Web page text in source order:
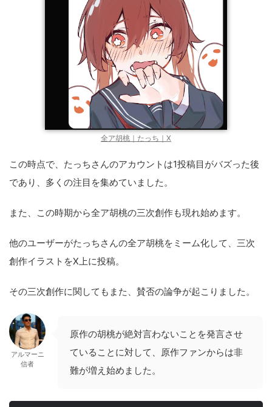
全ア胡桃｜たっち｜X
この時点で、たっちさんのアカウントは1投稿目がバズった後
であり、多くの注目を集めていました。
また、この時期から全ア胡桃の三次創作も現れ始めます。
他のユーザーがたっちさんの全ア胡桃をミーム化して、三次
創作イラストをX上に投稿。
その三次創作に関してもまた、賛否の論争が起こりました。
アルマーニ
信者
原作の胡桃が絶対言わないことを発言させ
ていることに対して、原作ファンからは非
難が増え始めました。